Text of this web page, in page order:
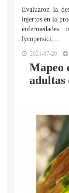
Evaluaron la
injertos en la
lycopersici;...
2021-07-20
Mapeo
adultas